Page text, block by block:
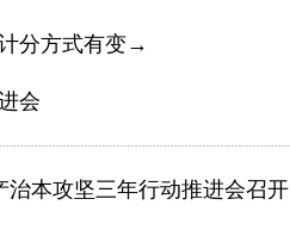
分方式有变→
会
治本攻坚三年行动推进会召开